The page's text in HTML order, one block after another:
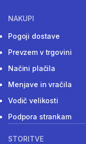
NAKUPI
Pogoji dostave
Prevzem v trgovini
Načini plačila
Menjave in vračila
Vodič velikosti
Podpora strankam
STORITVE